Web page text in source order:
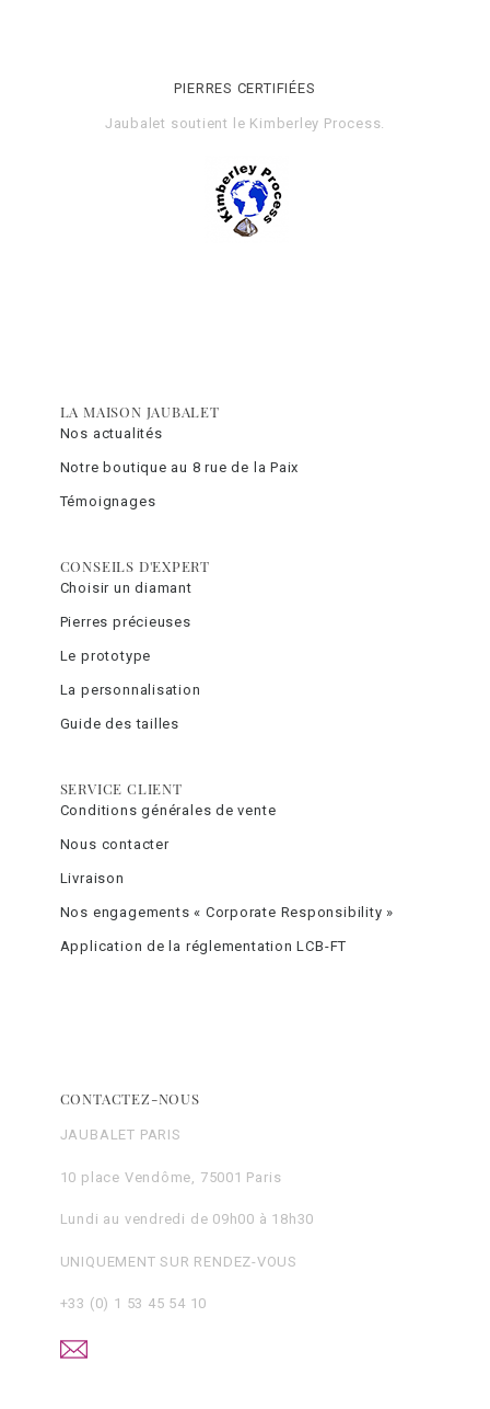
PIERRES CERTIFIÉES
Jaubalet soutient le Kimberley Process.
LA MAISON JAUBALET
Nos actualités
Notre boutique au 8 rue de la Paix
Témoignages
CONSEILS D'EXPERT
Choisir un diamant
Pierres précieuses
Le prototype
La personnalisation
Guide des tailles
SERVICE CLIENT
Conditions générales de vente
Nous contacter
Livraison
Nos engagements « Corporate Responsibility »
Application de la réglementation LCB-FT
CONTACTEZ-NOUS
JAUBALET PARIS
10 place Vendôme, 75001 Paris
Lundi au vendredi de 09h00 à 18h30
UNIQUEMENT SUR RENDEZ-VOUS
+33 (0) 1 53 45 54 10